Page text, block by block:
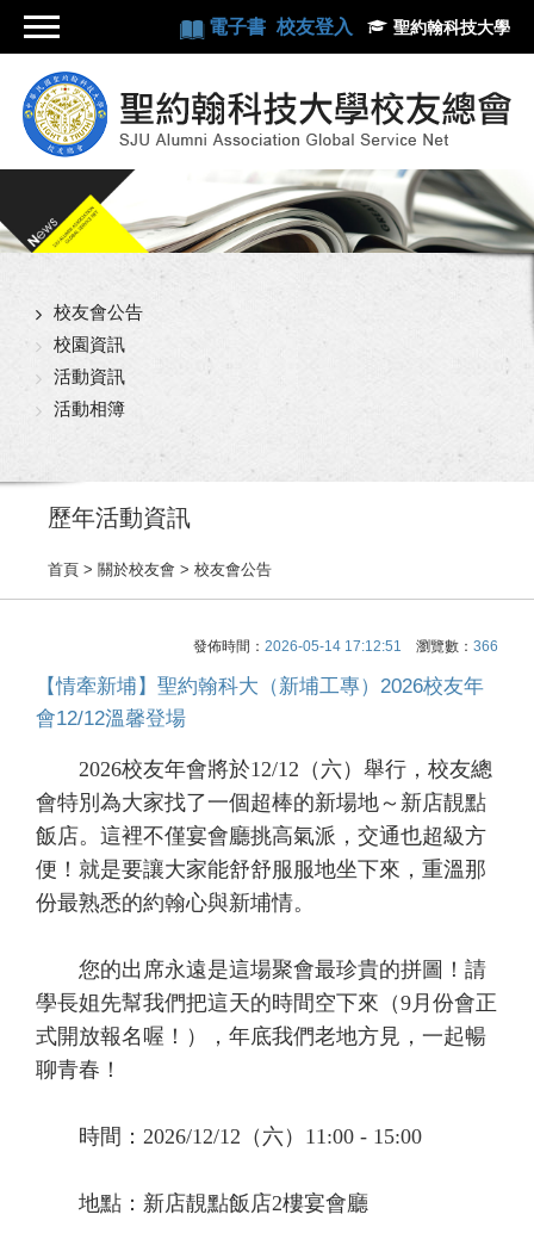
電子書 校友登入 聖約翰科技大學
校友會公告
校園資訊
活動資訊
活動相簿
歷年活動資訊
首頁 > 關於校友會 > 校友會公告
發佈時間： 2026-05-14 17:12:51 瀏覽數： 366
【情牽新埔】聖約翰科大（新埔工專）2026校友年
會12/12溫馨登場
2026校友年會將於12/12（六）舉行，校友總
會特別為大家找了一個超棒的新場地～新店靚點
飯店。這裡不僅宴會廳挑高氣派，交通也超級方
便！就是要讓大家能舒舒服服地坐下來，重溫那
份最熟悉的約翰心與新埔情。
您的出席永遠是這場聚會最珍貴的拼圖！請
學長姐先幫我們把這天的時間空下來（9月份會正
式開放報名喔！），年底我們老地方見，一起暢
聊青春！
時間：2026/12/12（六）11:00 - 15:00
地點：新店靚點飯店2樓宴會廳